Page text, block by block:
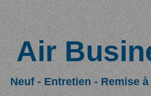
Air
Neuf - Entretien - Remise